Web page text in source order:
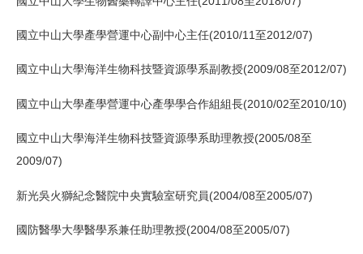
國立中山大學產學營運中心副中心主任(2010/11至2012/07)
國立中山大學海洋生物科技暨資源學系副教授(2009/08至2012/07)
國立中山大學產學營運中心產學學合作組組長(2010/02至2010/10)
國立中山大學海洋生物科技暨資源學系助理教授(2005/08至
2009/07)
新光吳火獅紀念醫院中央實驗室研究員(2004/08至2005/07)
國防醫學大學醫學系兼任助理教授(2004/08至2005/07)